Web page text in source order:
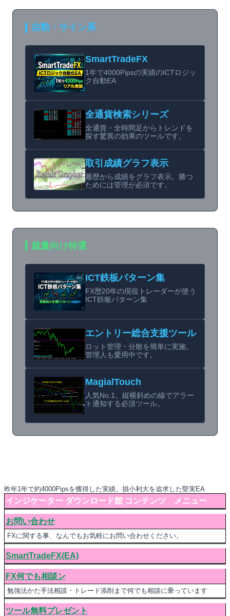
自動・サイン系
SmartTradeFX
1年で4000Pipsの実績のICTロジッ
ク自動EA
全通貨検索シリーズ
全通貨・全時間足からトレンドを
探す驚異の効果のツールです。
取引成績グラフ表示
履歴から成績をグラフ表示。勝つ
ためには管理が必須です。
裁量向け特選
ICT鉄板パターン集
FX歴20年の現役トレーダーが使う
ICT鉄板パターン集
エントリー総合支援ツール
ロット管理・分散を簡単に実施。
管理人も愛用中です。
MagialTouch
人気No.1。縦横斜めの線でアラー
ト通知する必須ツール。
昨年1年で約4000Pipsを獲得した実績。損小利大を追求した堅実EA
インジケーター ダウンロード館 コンテンツ メニュー
お問い合わせ
FXに関する事、なんでもお気軽にお問い合わせください。
SmartTradeFX(EA)
FX何でも相談ン
勉強法かた手法相談・トレード添削まで何でも相談に乗っています
ツール無料プレゼント